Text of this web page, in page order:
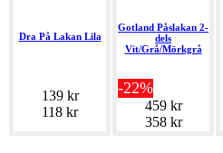
Dra På Lakan Lila
139 kr
118 kr
Gotland Påslakan 2-
dels
Vit/Grå/Mörkgrå
-22%
459 kr
358 kr